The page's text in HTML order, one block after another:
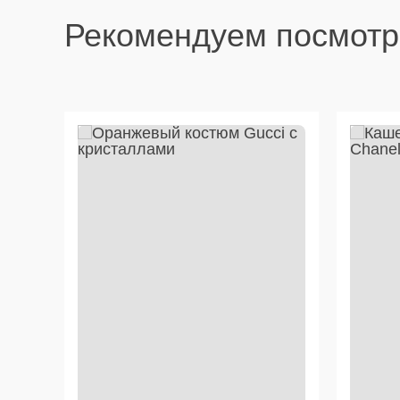
Рекомендуем